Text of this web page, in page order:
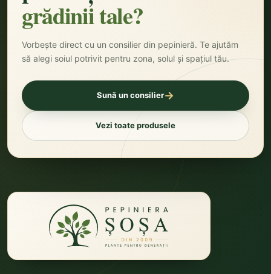
grădinii tale?
Vorbește direct cu un consilier din pepinieră. Te ajutăm
să alegi soiul potrivit pentru zona, solul și spațiul tău.
Sună un consilier→
Vezi toate produsele